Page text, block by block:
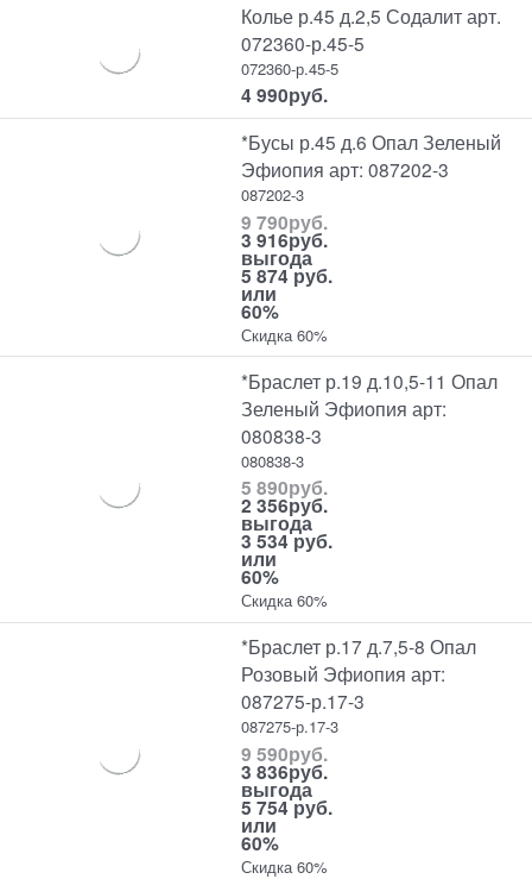
Колье р.45 д.2,5 Содалит арт.
072360-р.45-5
072360-р.45-5
4 990руб.
*Бусы р.45 д.6 Опал Зеленый
Эфиопия арт: 087202-3
087202-3
9 790руб.
3 916руб.
выгода
5 874 руб.
или
60%
Скидка 60%
*Браслет р.19 д.10,5-11 Опал
Зеленый Эфиопия арт:
080838-3
080838-3
5 890руб.
2 356руб.
выгода
3 534 руб.
или
60%
Скидка 60%
*Браслет р.17 д.7,5-8 Опал
Розовый Эфиопия арт:
087275-р.17-3
087275-р.17-3
9 590руб.
3 836руб.
выгода
5 754 руб.
или
60%
Скидка 60%